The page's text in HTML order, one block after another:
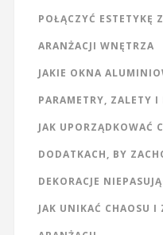
POŁĄCZYĆ ESTETYKĘ
ARANŻACJI WNĘTRZA
JAKIE OKNA
PARAMETRY, ZALETY
JAK UPORZĄDKOWAĆ
DODATKACH, BY
DEKORACJE
JAK UNIKAĆ CHAOSU I